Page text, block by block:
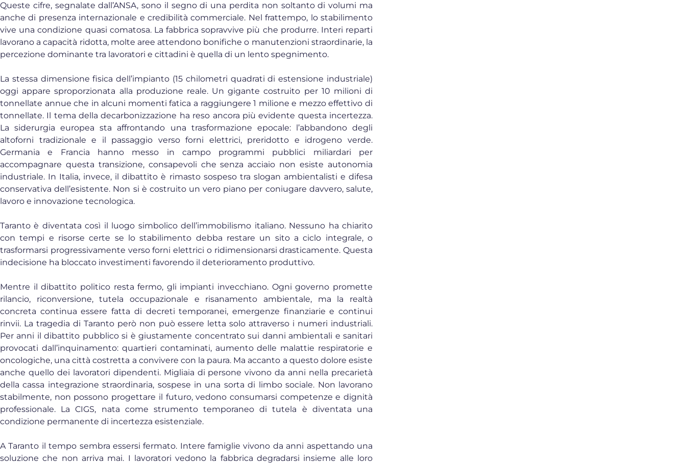
Queste cifre, segnalate dall’ANSA, sono il segno di una perdita non soltanto di volumi ma
anche di presenza internazionale e credibilità commerciale. Nel frattempo, lo stabilimento
vive una condizione quasi comatosa. La fabbrica sopravvive più che produrre. Interi reparti
lavorano a capacità ridotta, molte aree attendono bonifiche o manutenzioni straordinarie, la
percezione dominante tra lavoratori e cittadini è quella di un lento spegnimento.
La stessa dimensione fisica dell’impianto (15 chilometri quadrati di estensione industriale)
oggi appare sproporzionata alla produzione reale. Un gigante costruito per 10 milioni di
tonnellate annue che in alcuni momenti fatica a raggiungere 1 milione e mezzo effettivo di
tonnellate. Il tema della decarbonizzazione ha reso ancora più evidente questa incertezza.
La siderurgia europea sta affrontando una trasformazione epocale: l’abbandono degli
altoforni tradizionale e il passaggio verso forni elettrici, preridotto e idrogeno verde.
Germania e Francia hanno messo in campo programmi pubblici miliardari per
accompagnare questa transizione, consapevoli che senza acciaio non esiste autonomia
industriale. In Italia, invece, il dibattito è rimasto sospeso tra slogan ambientalisti e difesa
conservativa dell’esistente. Non si è costruito un vero piano per coniugare davvero, salute,
lavoro e innovazione tecnologica.
Taranto è diventata così il luogo simbolico dell’immobilismo italiano. Nessuno ha chiarito
con tempi e risorse certe se lo stabilimento debba restare un sito a ciclo integrale, o
trasformarsi progressivamente verso forni elettrici o ridimensionarsi drasticamente. Questa
indecisione ha bloccato investimenti favorendo il deterioramento produttivo.
Mentre il dibattito politico resta fermo, gli impianti invecchiano. Ogni governo promette
rilancio, riconversione, tutela occupazionale e risanamento ambientale, ma la realtà
concreta continua essere fatta di decreti temporanei, emergenze finanziarie e continui
rinvii. La tragedia di Taranto però non può essere letta solo attraverso i numeri industriali.
Per anni il dibattito pubblico si è giustamente concentrato sui danni ambientali e sanitari
provocati dall’inquinamento: quartieri contaminati, aumento delle malattie respiratorie e
oncologiche, una città costretta a convivere con la paura. Ma accanto a questo dolore esiste
anche quello dei lavoratori dipendenti. Migliaia di persone vivono da anni nella precarietà
della cassa integrazione straordinaria, sospese in una sorta di limbo sociale. Non lavorano
stabilmente, non possono progettare il futuro, vedono consumarsi competenze e dignità
professionale. La CIGS, nata come strumento temporaneo di tutela è diventata una
condizione permanente di incertezza esistenziale.
A Taranto il tempo sembra essersi fermato. Intere famiglie vivono da anni aspettando una
soluzione che non arriva mai. I lavoratori vedono la fabbrica degradarsi insieme alle loro